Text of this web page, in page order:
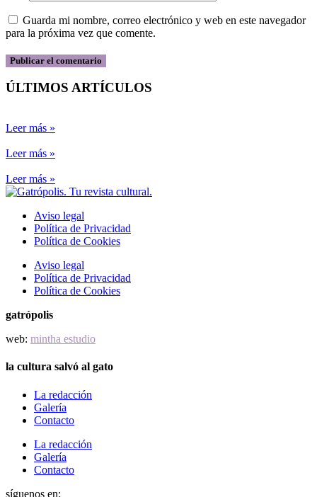
Guarda mi nombre, correo electrónico y web en este navegador
para la próxima vez que comente.
ÚLTIMOS ARTÍCULOS
Leer más »
Leer más »
Leer más »
Aviso legal
Política de Privacidad
Política de Cookies
Aviso legal
Política de Privacidad
Política de Cookies
gatrópolis
web: mintha estudio
la cultura salvó al gato
La redacción
Galería
Contacto
La redacción
Galería
Contacto
síguenos en: